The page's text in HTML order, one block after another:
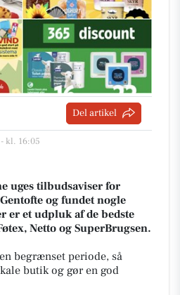
Del artikel
kl. 16:05
uges tilbudsaviser for
og fundet nogle
er et udpluk af de bedste
Netto og SuperBrugsen.
begrænset periode, så
butik og gør en god